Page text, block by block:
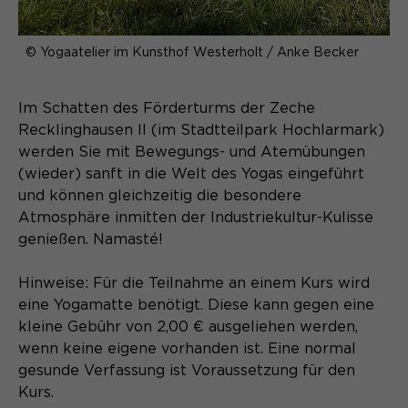
gelöscht.
Zweck
PHPs Standard Sitzungs- Identifikation
Name be_typo_user
Anbieter TYPO3
Laufzeit
Zweck
ob ein Besucher im Typo3-Backend
angemeldet ist und die Rechte besitzt
diese zu verwalten.
Name _pk_ref.*
Laufzeit 6 Monate
Zweck Speichert die Herkunft des Besuchers.
Name MATOMO_SESSID
Anbieter Matomo
Laufzeit Sitzung
Zweck
personenbezogene Daten.
© Yogaatelier im Kunsthof Westerholt / Anke Becker
Im Schatten des Förderturms der Zeche
Recklinghausen II (im Stadtteilpark Hochlarmark)
werden Sie mit Bewegungs- und Atemübungen
(wieder) sanft in die Welt des Yogas eingeführt
und können gleichzeitig die besondere
Atmosphäre inmitten der Industriekultur-Kulisse
genießen. Namasté!
Hinweise: Für die Teilnahme an einem Kurs wird
eine Yogamatte benötigt. Diese kann gegen eine
kleine Gebühr von 2,00 € ausgeliehen werden,
wenn keine eigene vorhanden ist. Eine normal
gesunde Verfassung ist Voraussetzung für den
Kurs.